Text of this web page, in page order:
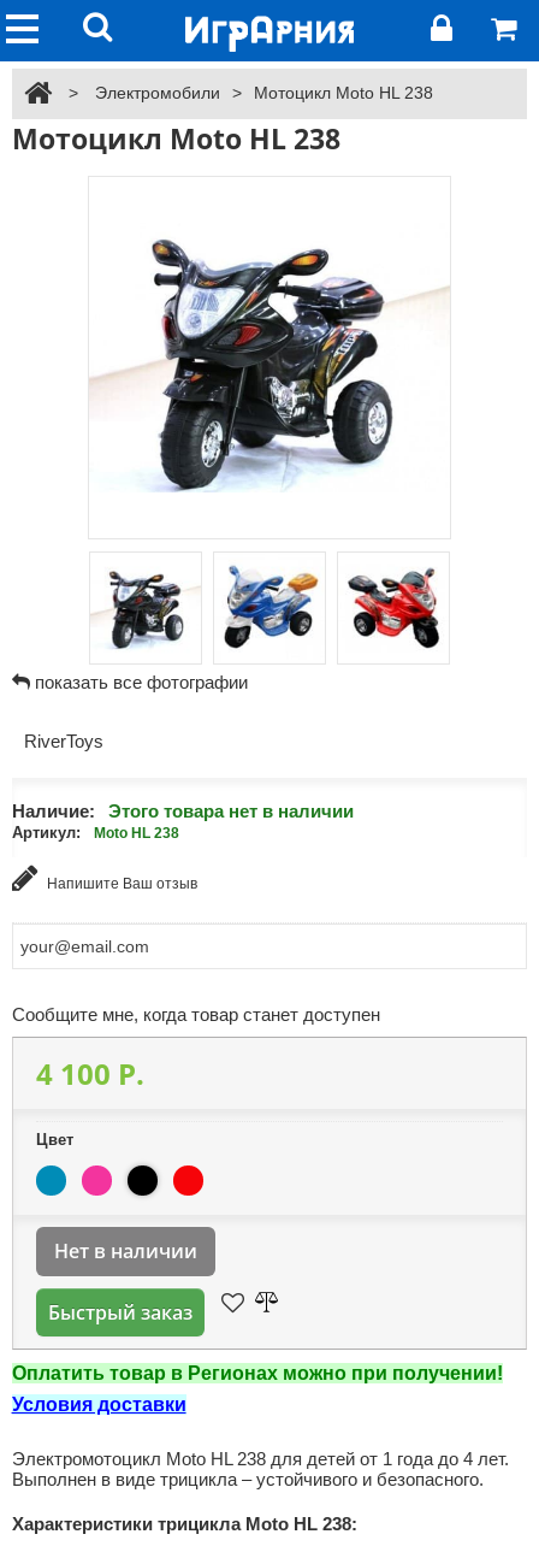
> Электромобили > Мотоцикл Moto HL 238
Мотоцикл Moto HL 238
показать все фотографии
RiverToys
Наличие: Этого товара нет в наличии
Артикул: Moto HL 238
Напишите Ваш отзыв
Сообщите мне, когда товар станет доступен
4 100 P.
Цвет
Нет в наличии
Быстрый заказ
Оплатить товар в Регионах можно при получении!
Условия доставки
Электромотоцикл Moto HL 238 для детей от 1 года до 4 лет.
Выполнен в виде трицикла – устойчивого и безопасного.
Характеристики трицикла Moto HL 238: